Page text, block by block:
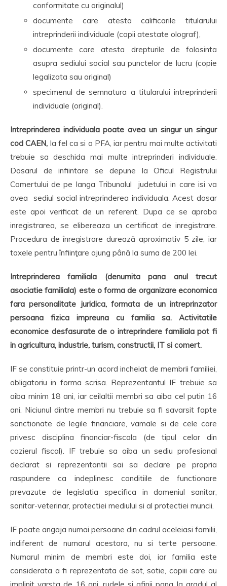
conformitate cu originalul)
documente care atesta calificarile titularului
intreprinderii individuale (copii atestate olograf),
documente care atesta drepturile de folosinta
asupra sediului social sau punctelor de lucru (copie
legalizata sau original)
specimenul de semnatura a titularului intreprinderii
individuale (original).
Intreprinderea individuala poate avea un singur un singur
cod CAEN, la fel ca si o PFA, iar pentru mai multe activitati
trebuie sa deschida mai multe intreprinderi individuale.
Dosarul de infiintare se depune la Oficul Registrului
Comertului de pe langa Tribunalul judetului in care isi va
avea sediul social intreprinderea individuala. Acest dosar
este apoi verificat de un referent. Dupa ce se aproba
inregistrarea, se elibereaza un certificat de inregistrare.
Procedura de înregistrare durează aproximativ 5 zile, iar
taxele pentru înfiinţare ajung până la suma de 200 lei.
Intreprinderea familiala (denumita pana anul trecut
asociatie familiala) este o forma de organizare economica
fara personalitate juridica, formata de un intreprinzator
persoana fizica impreuna cu familia sa. Activitatile
economice desfasurate de o intreprindere familiala pot fi
in agricultura, industrie, turism, constructii, IT si comert.
IF se constituie printr-un acord incheiat de membrii familiei,
obligatoriu in forma scrisa. Reprezentantul IF trebuie sa
aiba minim 18 ani, iar ceilaltii membri sa aiba cel putin 16
ani. Niciunul dintre membri nu trebuie sa fi savarsit fapte
sanctionate de legile financiare, vamale si de cele care
privesc disciplina financiar-fiscala (de tipul celor din
cazierul fiscal). IF trebuie sa aiba un sediu profesional
declarat si reprezentantii sai sa declare pe propria
raspundere ca indeplinesc conditiile de functionare
prevazute de legislatia specifica in domeniul sanitar,
sanitar-veterinar, protectiei mediului si al protectiei muncii.
IF poate angaja numai persoane din cadrul aceleiasi familii,
indiferent de numarul acestora, nu si terte persoane.
Numarul minim de membri este doi, iar familia este
considerata a fi reprezentata de sot, sotie, copiii care au